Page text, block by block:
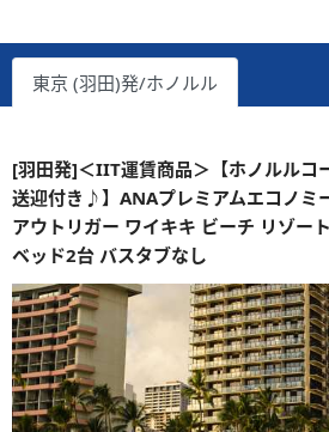
東京 (羽田)発/ホノルル
[羽田発]＜IIT運賃商品＞【ホノルルコ
送迎付き♪】ANAプレミアムエコノミ
アウトリガー ワイキキ ビーチ リゾー
ベッド2台 バスタブなし